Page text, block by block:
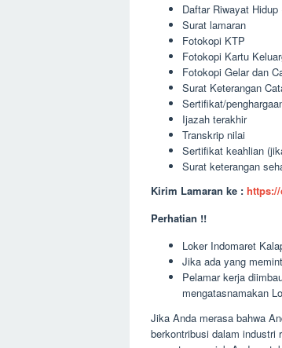
Daftar Riwayat Hidup
Surat lamaran
Fotokopi KTP
Fotokopi Kartu
Fotokopi Gelar dan
Surat Keterangan
Sertifikat/
Ijazah terakhir
Transkrip nilai
Sertifikat keahlian
Surat keterangan
Kirim Lamaran ke :
Perhatian !!
Loker Indomaret
Jika ada yang
Pelamar kerja
mengatasnamakan
Jika Anda merasa bahwa
berkontribusi dalam industri